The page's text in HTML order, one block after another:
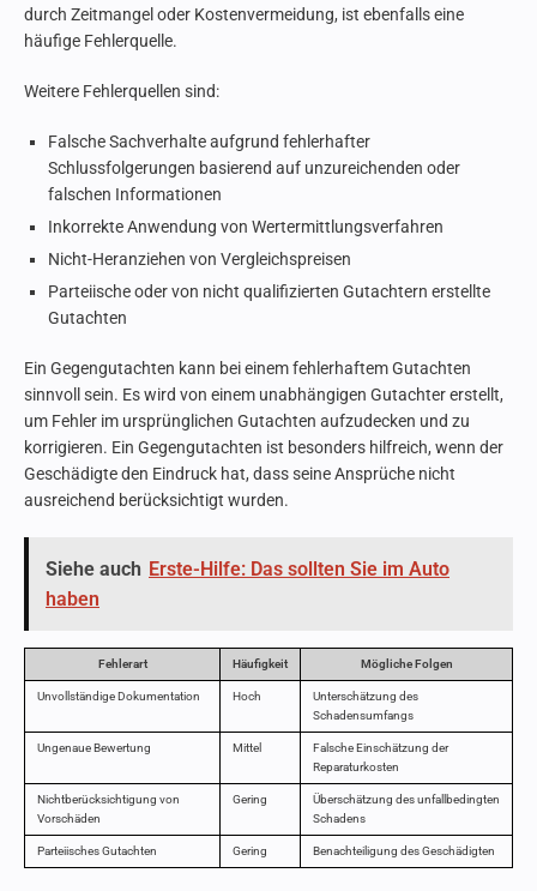
durch Zeitmangel oder Kostenvermeidung, ist ebenfalls eine
häufige Fehlerquelle.
Weitere Fehlerquellen sind:
Falsche Sachverhalte aufgrund fehlerhafter
Schlussfolgerungen basierend auf unzureichenden oder
falschen Informationen
Inkorrekte Anwendung von Wertermittlungsverfahren
Nicht-Heranziehen von Vergleichspreisen
Parteiische oder von nicht qualifizierten Gutachtern erstellte
Gutachten
Ein Gegengutachten kann bei einem fehlerhaftem Gutachten
sinnvoll sein. Es wird von einem unabhängigen Gutachter erstellt,
um Fehler im ursprünglichen Gutachten aufzudecken und zu
korrigieren. Ein Gegengutachten ist besonders hilfreich, wenn der
Geschädigte den Eindruck hat, dass seine Ansprüche nicht
ausreichend berücksichtigt wurden.
Siehe auch Erste-Hilfe: Das sollten Sie im Auto
haben
Fehlerart Häufigkeit Mögliche Folgen
Unvollständige Dokumentation Hoch
Unterschätzung des
Schadensumfangs
Ungenaue Bewertung Mittel
Falsche Einschätzung der
Reparaturkosten
Nichtberücksichtigung von
Vorschäden
Gering
Überschätzung des unfallbedingten
Schadens
Parteiisches Gutachten Gering Benachteiligung des Geschädigten